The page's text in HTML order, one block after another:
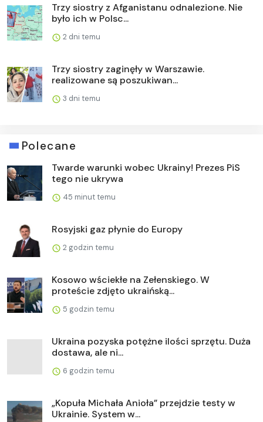
Trzy siostry z Afganistanu odnalezione. Nie
było ich w Polsc...
2 dni temu
Trzy siostry zaginęły w Warszawie.
realizowane są poszukiwan...
3 dni temu
Polecane
Twarde warunki wobec Ukrainy! Prezes PiS
tego nie ukrywa
45 minut temu
Rosyjski gaz płynie do Europy
2 godzin temu
Kosowo wściekłe na Zełenskiego. W
proteście zdjęto ukraińską...
5 godzin temu
Ukraina pozyska potężne ilości sprzętu. Duża
dostawa, ale ni...
6 godzin temu
„Kopuła Michała Anioła” przejdzie testy w
Ukrainie. System w...